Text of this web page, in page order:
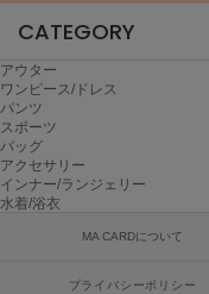
サムウェアバター
SORIN
ソリン
Stylevoice for xxx
スタイルヴォイスフォー
スイコック
SUPERGA
CATEGORY
アウター
ワンピース/ドレス
パンツ
スポーツ
バッグ
アクセサリー
インナー/ランジェリー
水着/浴衣
MA CARDについて
プライバシーポリシー